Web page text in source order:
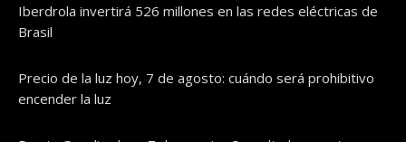
Iberdrola invertirá 526 millones en las redes eléctricas de
Brasil
Precio de la luz hoy, 7 de agosto: cuándo será prohibitivo
encender la luz